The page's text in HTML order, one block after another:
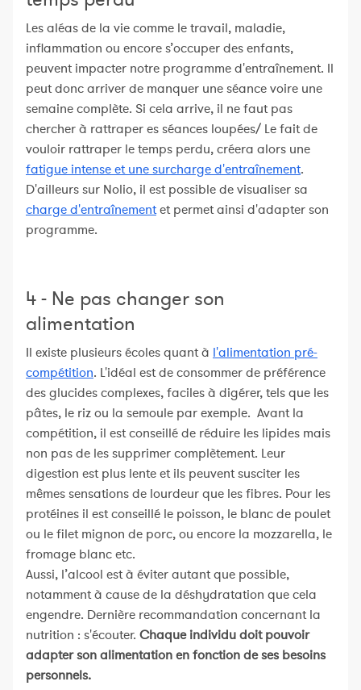
Les aléas de la vie comme le travail, maladie,
inflammation ou encore s’occuper des enfants,
peuvent impacter notre programme d'entraînement. Il
peut donc arriver de manquer une séance voire une
semaine complète. Si cela arrive, il ne faut pas
chercher à rattraper es séances loupées/ Le fait de
vouloir rattraper le temps perdu, créera alors une
fatigue intense et une surcharge d'entraînement.
D'ailleurs sur Nolio, il est possible de visualiser sa
charge d'entraînementet permet ainsi d'adapter son
programme.
4 - Ne pas changer son
alimentation
Il existe plusieurs écoles quant à l'alimentation pré-
compétition. L'idéal est de consommer de préférence
des glucides complexes, faciles à digérer, tels que les
pâtes, le riz ou la semoule par exemple. Avant la
compétition, il est conseillé de réduire les lipides mais
non pas de les supprimer complètement. Leur
digestion est plus lente et ils peuvent susciter les
mêmes sensations de lourdeur que les fibres. Pour les
protéines il est conseillé le poisson, le blanc de poulet
ou le filet mignon de porc, ou encore la mozzarella, le
fromage blanc etc.
Aussi, l’alcool est à éviter autant que possible,
notamment à cause de la déshydratation que cela
engendre. Dernière recommandation concernant la
nutrition : s'écouter. Chaque individu doit pouvoir
adapter son alimentation en fonction de ses besoins
personnels.